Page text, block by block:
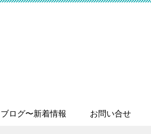
ブログ〜新着情報 お問い合せ